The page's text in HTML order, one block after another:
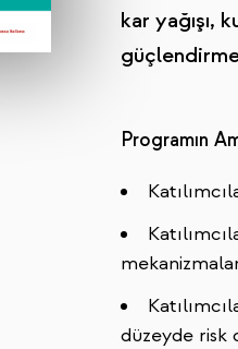
kar yağışı,
Programın
düzeyde risk